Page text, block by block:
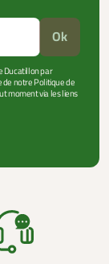
Ok
Ducatillon par
notre Politique de
moment via les liens